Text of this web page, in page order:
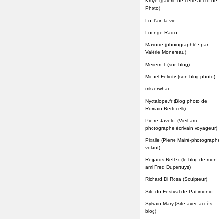
Photo)
Lo, l'air, la vie....
Lounge Radio
Mayotte (photographiée par
Valérie Monereau)
Meriem T (son blog)
Michel Felicite (son blog photo)
misterwhat
Nyctalope.fr (Blog photo de
Romain Bertucelli)
Pierre Javelot (Vieil ami
photographe écrivain voyageur)
Pixaile (Pierre Mairé-
volant)
Regards Reflex (le blog de mon
ami Fred Dupertuys)
Richard Di Rosa (Sculpteur)
Site du Festival de Patrimonio
Sylvain Mary (Site avec accès
blog)